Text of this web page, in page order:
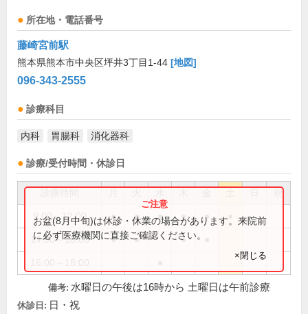
所在地・電話番号
藤崎宮前駅
熊本県熊本市中央区坪井3丁目1-44 [地図]
096-343-2555
診療科目
内科 胃腸科 消化器科
診療/受付時間・休診日
祝
9:00～12:00 ● ● ● ● ●
14:00～18:00 ● ● ●
お盆(8月中旬)は休診・休業の場合があります。来院前
に必ず医療機関に直接ご確認ください。
×閉じる
備考: 水曜日の午後は16時から 土曜日は午前診療
休診日: 日・祝